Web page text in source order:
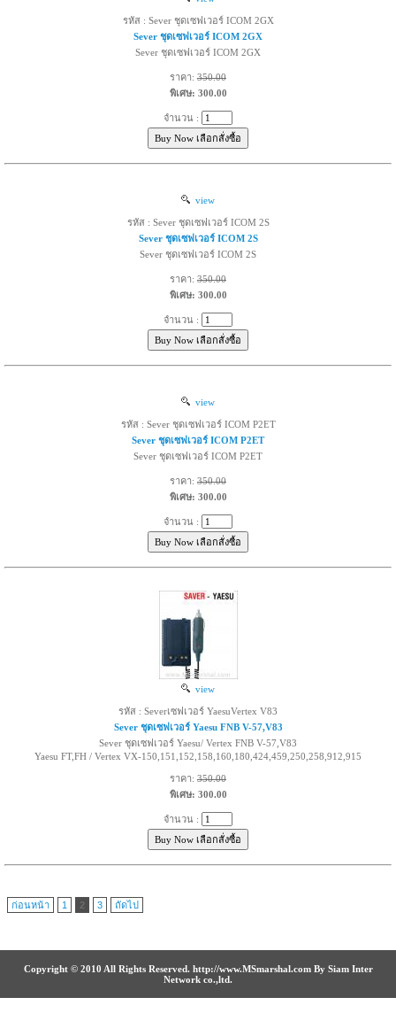
รหัส : Sever ชุดเซฟเวอร์ ICOM 2GX
Sever ชุดเซฟเวอร์ ICOM 2GX
Sever ชุดเซฟเวอร์ ICOM 2GX
ราคา: 350.00
พิเศษ: 300.00
จำนวน :
view
รหัส : Sever ชุดเซฟเวอร์ ICOM 2S
Sever ชุดเซฟเวอร์ ICOM 2S
Sever ชุดเซฟเวอร์ ICOM 2S
ราคา: 350.00
พิเศษ: 300.00
จำนวน :
view
รหัส : Sever ชุดเซฟเวอร์ ICOM P2ET
Sever ชุดเซฟเวอร์ ICOM P2ET
Sever ชุดเซฟเวอร์ ICOM P2ET
ราคา: 350.00
พิเศษ: 300.00
จำนวน :
view
รหัส : Severเซฟเวอร์ YaesuVertex V83
Sever ชุดเซฟเวอร์ Yaesu FNB V-57,V83
Sever ชุดเซฟเวอร์ Yaesu/ Vertex FNB V-57,V83
Yaesu FT,FH / Vertex VX-150,151,152,158,160,180,424,459,250,258,912,915
ราคา: 350.00
พิเศษ: 300.00
จำนวน :
ก่อนหน้า 1 2 3 ถัดไป
Copyright © 2010 All Rights Reserved. http://www.MSmarshal.com By Siam Inter
Network co.,ltd.